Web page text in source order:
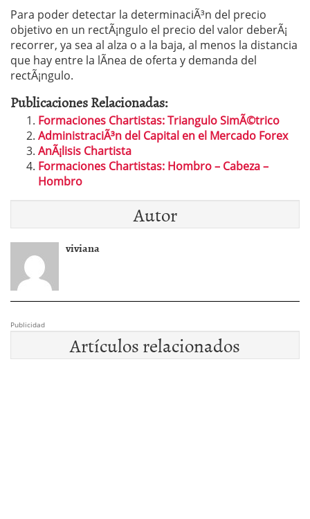
Para poder detectar la determinaciÃ³n del precio
objetivo en un rectÃ¡ngulo el precio del valor deberÃ¡
recorrer, ya sea al alza o a la baja, al menos la distancia
que hay entre la lÃ­nea de oferta y demanda del
rectÃ¡ngulo.
Publicaciones Relacionadas:
Formaciones Chartistas: Triangulo SimÃ©trico
AdministraciÃ³n del Capital en el Mercado Forex
AnÃ¡lisis Chartista
Formaciones Chartistas: Hombro – Cabeza –
Hombro
Autor
viviana
Publicidad
Artículos relacionados